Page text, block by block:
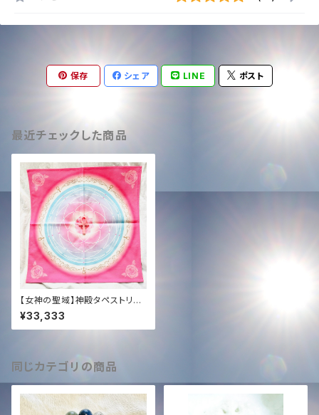
保存 シェア LINE ポスト
最近チェックした商品
【女神の聖域】神殿タペストリー
(中 60cm)｜SOTRデザイン
＋ オリジナルタキオン化
¥33,333
同じカテゴリの商品